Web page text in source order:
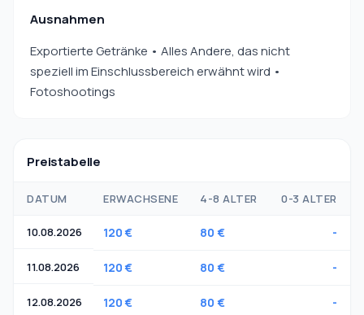
Ausnahmen
Exportierte Getränke • Alles Andere, das nicht
speziell im Einschlussbereich erwähnt wird •
Fotoshootings
Preistabelle
DATUM ERWACHSENE 4-8 ALTER 0-3 ALTER
10.08.2026 120 € 80 € -
11.08.2026 120 € 80 € -
12.08.2026 120 € 80 € -